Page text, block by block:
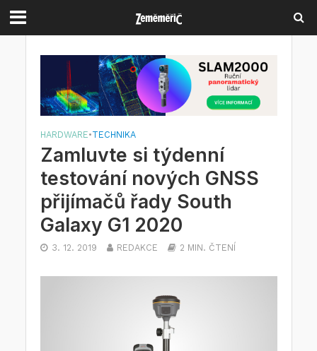
HARDWARE•TECHNIKA
Zamluvte si týdenní
testování nových GNSS
přijímačů řady South
Galaxy G1 2020
3. 12. 2019 REDAKCE 2 MIN. ČTENÍ